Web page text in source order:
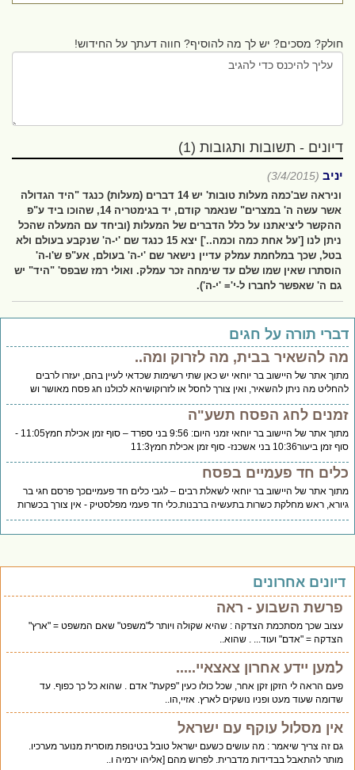
חולק? מסכים? יש לך מה להוסיף? חווה דעתך על החידוש!
דיונים - תשובות ותגובות (1)
יניב (3/4/2015)
וניראה שב'כמה מעלות טובות' יש 14 דברים (מעלות) כנגד "היד הגדולה
אשר עשה ה' במצרים" שנאמר קודם, יד בגימטריה 14, שהוכו ביד ע"פ
ההקשר ליציאתנו על כלל הדברים של המעלות (וביחד עם המעלה שהכל
ניתן לנו ['על אחת כמה וכמה..'] יצא 15 כנגד שם 'י-ה' שנקבע בעולם ולא
בטל, שכך במלחמת עמלק עדיין נישאר שם 'י-ה' בעולם, אע"פ ש'ו-ה'
הוסתרו שאין שמו שלם עד שימחה זכר עמלק. ואולי רמז שבפס' "היד" יש
גם ה' שאפשר לחברו ל-י'= 'י-ה').
תורה על חגים
להשאיר בבית, מה לזרוק ומה..
אתר של היישוב בר יוחאי יש כאן שתי רשימות שכדאי לעיין בהם, יעזרו לרבים
מה ניתן להשאיר, ואין צורך לחסל או לזרוקושיהא לכולנו חג פסח מאושר וש
לחג הפסח תשע"ה
מתוך אתר של היישוב בר יוחאי זמני היום: 9:56 בני ספרד – סוף זמן אכילת חמץ11:05 -
ביעור10:36 בני אשכנז- סוף זמן אכילת חמץ11:3
חד פעמיים בפסח
אתר של היישוב בר יוחאי לשאלת רבים – לגבי כלים חד פעמייםכך פרסם חגי בר
ראש מחלקת כשרות בתעשיה ברבנות.כלי חד פעמי מפלסטיק - אין צורך בכשרות
אחרונים
פרשת השבוע - ראה
עצוב שכך מסתכמת הצדקה : שהיא שקולה ויותר ל"משפט" שאם המשפט = "ארץ"
הצדקה = "אדם" ועוד... . שהוא..
למען יידע אחרון צאצאיי.....
פעם הראה לי הזקן זקן אחר, שכל כולו כעין "פקעת" אדם . שהוא כל כך כפוף. עד
שדומה שעוד מעט ופניו נושקים לארץ. אזיי,הו..
אין מסלול עוקף עם ישראל
גם זה צריך שיאמר : מה עושים כשעם ישראל טובל בטינופת מוסרית מנוער מערכיו.
מותר להתאבל בבדידות מדברית. לפרוש מהם [אליהו ירמיה ו..